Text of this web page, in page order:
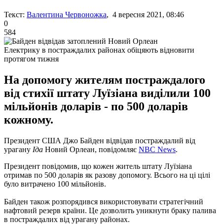
Текст: Валентина Червоножка, 4 вересня 2021, 08:46
0
584
Електрику в постраждалих районах обіцяють відновити
протягом тижня
На допомогу жителям постраждалого
від стихії штату Луїзіана виділили 100
мільйонів доларів - по 500 доларів
кожному.
Президент США Джо Байден відвідав постраждалий від
урагану Іда Новий Орлеан, повідомляє NBC News.
Президент повідомив, що кожен житель штату Луїзіана
отримав по 500 доларів як разову допомогу. Всього на ці цілі
було витрачено 100 мільйонів.
Байден також розпорядився використовувати стратегічний
нафтовий резерв країни. Це дозволить уникнути браку палива
в постраждалих від урагану районах.